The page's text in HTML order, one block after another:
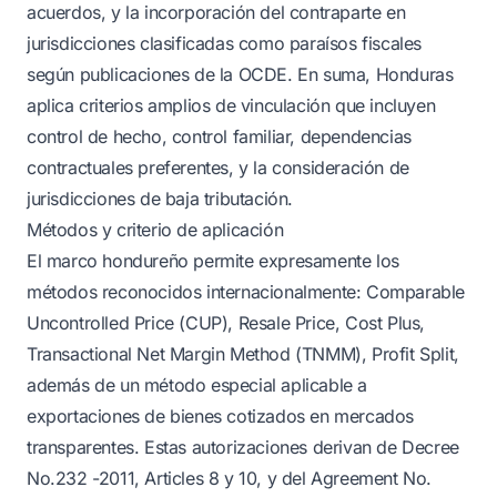
acuerdos, y la incorporación del contraparte en
jurisdicciones clasificadas como paraísos fiscales
según publicaciones de la OCDE. En suma, Honduras
aplica criterios amplios de vinculación que incluyen
control de hecho, control familiar, dependencias
contractuales preferentes, y la consideración de
jurisdicciones de baja tributación.
Métodos y criterio de aplicación
El marco hondureño permite expresamente los
métodos reconocidos internacionalmente: Comparable
Uncontrolled Price (CUP), Resale Price, Cost Plus,
Transactional Net Margin Method (TNMM), Profit Split,
además de un método especial aplicable a
exportaciones de bienes cotizados en mercados
transparentes. Estas autorizaciones derivan de Decree
No.232 -2011, Articles 8 y 10, y del Agreement No.